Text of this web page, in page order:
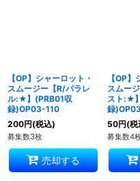
【OP】シャーロット・
スムージー【R/パラレ
ル:★】(PRB01収
録)OP03-110
200円(税込)
募集数3枚
売却する
【OP】
スムー
スト:★
録
50円(税
募集数4